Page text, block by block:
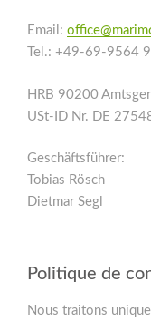
Email:
Tel.: +49-69-9564
HRB 90200
USt-ID Nr. DE
Geschäftsführer:
Tobias Rösch
Dietmar Segl
Politique de
Nous traitons